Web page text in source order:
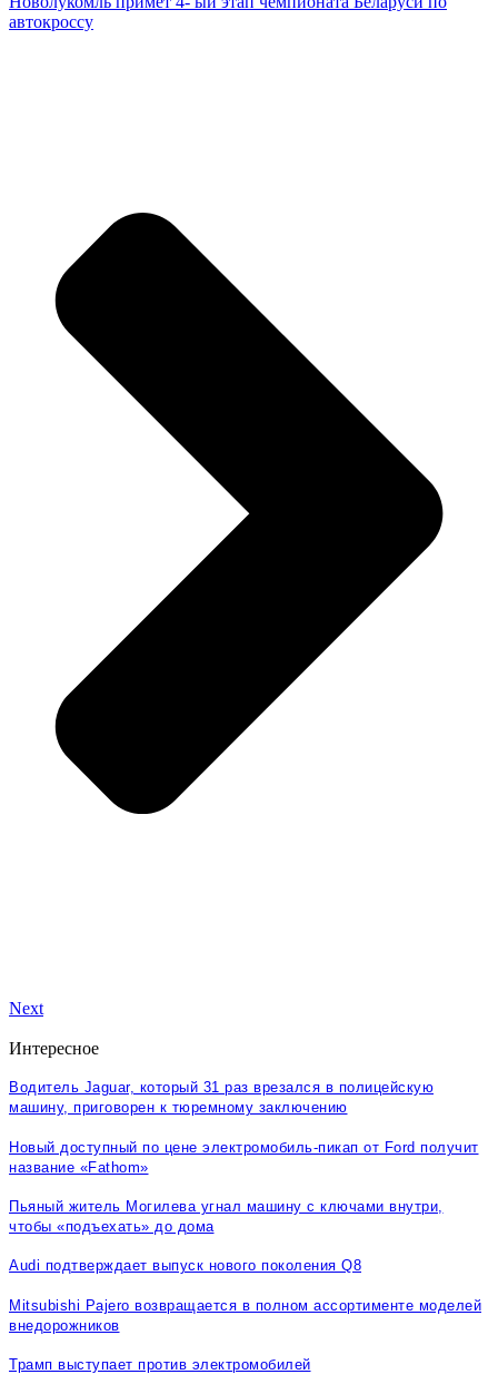
автокроссу
Next
Интересное
Водитель Jaguar, который 31 раз врезался в полицейскую
машину, приговорен к тюремному заключению
Новый доступный по цене электромобиль-пикап от Ford получит
название «Fathom»
Пьяный житель Могилева угнал машину с ключами внутри,
чтобы «подъехать» до дома
Audi подтверждает выпуск нового поколения Q8
Mitsubishi Pajero возвращается в полном ассортименте моделей
внедорожников
Трамп выступает против электромобилей